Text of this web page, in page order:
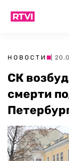
НОВОСТИ |
СК
смерти